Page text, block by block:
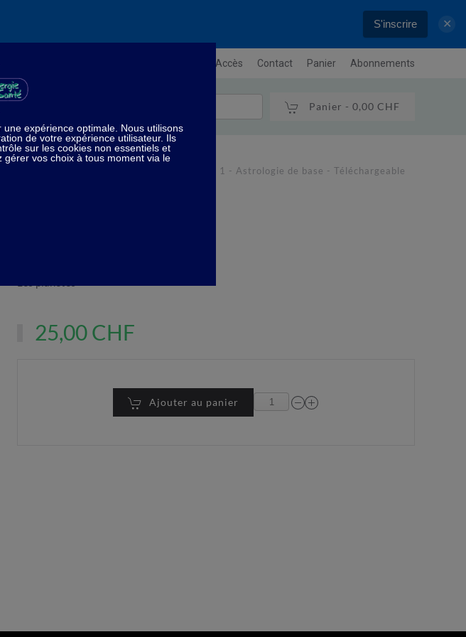
S'inscrire ✕
produits succès Plan / Accès Contact Panier Abonnements
aussi notre site de
et de formations
Panier - 0,00 CHF
téléchargeables
1 - Astrologie de base - Téléchargeable
4) Téléchargeable
25,00 CHF
Ajouter au panier